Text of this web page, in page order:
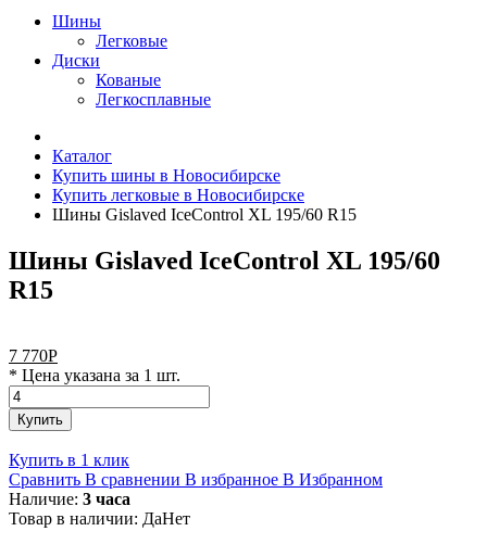
Шины
Легковые
Диски
Кованые
Легкосплавные
Каталог
Купить шины в Новосибирске
Купить легковые в Новосибирске
Шины Gislaved IceControl XL 195/60 R15
Шины Gislaved IceControl XL 195/60
R15
7 770Р
* Цена указана за 1 шт.
Купить
Купить в 1 клик
Сравнить В сравнении В избранное В Избранном
Наличие: 3 часа
Товар в наличии: ДаНет